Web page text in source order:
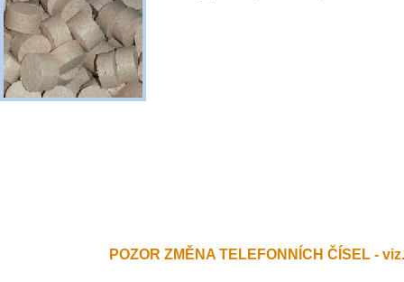
POZOR ZMĚNA TELEFONNÍCH ČÍSEL -